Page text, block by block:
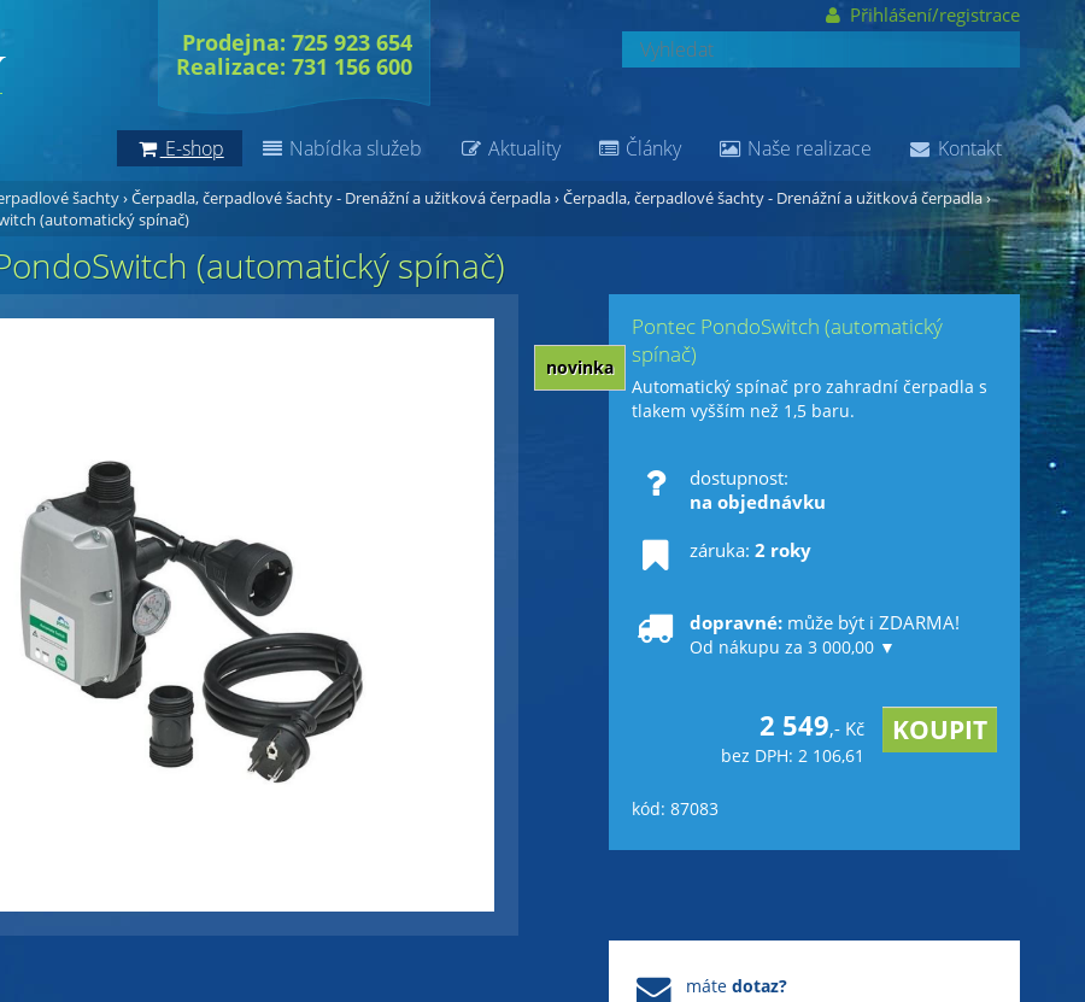
šachty›Čerpadla, čerpadlové šachty - Drenážní a užitková čerpadla›Čerpadla, čerpadlové šachty - Drenážní a užitková čerpadla›
(automatický spínač)
(automatický spínač)
Pontec PondoSwitch (automatický
spínač)
Automatický spínač pro zahradní čerpadla s
tlakem vyšším než 1,5 baru.
novinka
dostupnost:
na objednávku
záruka: 2 roky
dopravné: může být i ZDARMA!
Od nákupu za 3 000,00 ▼
2 549,- Kč
bez DPH: 2 106,61
kód: 87083
mátedotaz?
E-shop Nabídka služeb Aktuality Články Naše realizace Kontakt
Prodejna: 725 923 654
Realizace: 731 156 600
Přihlášení/registrace